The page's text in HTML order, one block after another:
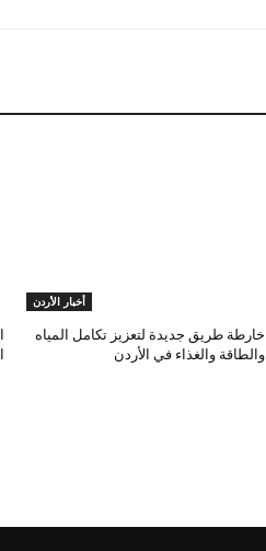
أخبار الأردن
خارطة طريق جديدة لتعزيز تكامل المياه
والطاقة والغذاء في الأردن